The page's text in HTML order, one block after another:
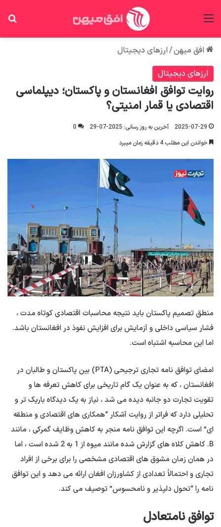
افق میهن/ارزهای دیجیتال
ارزهای دیجیتال
روایت توافق افغانستان و پاکستان؛ دیپلماسی
اقتصادی یا قمار امنیتی؟
2025-07-29 آخرین به روز رسانی: 2025-07-29
0
خواندن این مطلب 4 دقیقه زمان میبرد
منطق تصمیم پاکستان باید نتیجه محاسبات اقتصادی کوتاه مدت ،
فشار سیاسی داخلی و آزمایش برای افزایش نفوذ در افغانستان باشد.
اما این محاسبه اشتباه است.
امضای توافق نامه تجاری ترجیحی (PTA) بین پاکستان و طالبان در
افغانستان ، که به عنوان یک گام تاریخی برای کاهش تعرفه ها و
تقویت تجارت دو جانبه دیده می شد ، نیاز به یک دیدگاه باریک تر و
تحلیلی دارد که فراتر از روایت آشکار “همکاری های اقتصادی و منطقه
ای” است. اگرچه این توافق نامه منجر به کاهش وظایف گمرکی ، مانند
B. کاهش کلاه های گزارش شده مانند میوه از 1 به 2 شده است ، اما
در همان زمان مشوق های اقتصادی مشخصی را برای برخی از افراد
تجاری و احتمالاً تعدادی از کشاورزان افغان ارائه می دهد و این توافق
نامه را “تحول دلپذیر و نامحسوس” توصیف می کند.
توافق نامتعادل